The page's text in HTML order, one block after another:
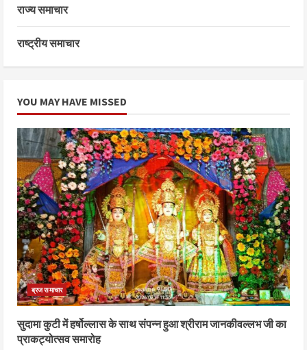
राज्य समाचार
राष्ट्रीय समाचार
YOU MAY HAVE MISSED
ब्रज समाचार
सुदामा कुटी में हर्षोल्लास के साथ संपन्न हुआ श्रीराम जानकीवल्लभ जी का
प्राकट्योत्सव समारोह